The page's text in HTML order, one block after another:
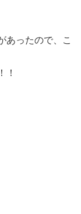
あったので、こ
！